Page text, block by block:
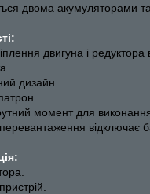
двома акумуляторами та
двигуна і редуктора
дизайн
момент для
перевантаження відключає